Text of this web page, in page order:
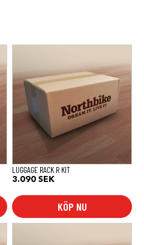
LUGGAGE RACK R KIT
3.090 SEK
KÖP NU